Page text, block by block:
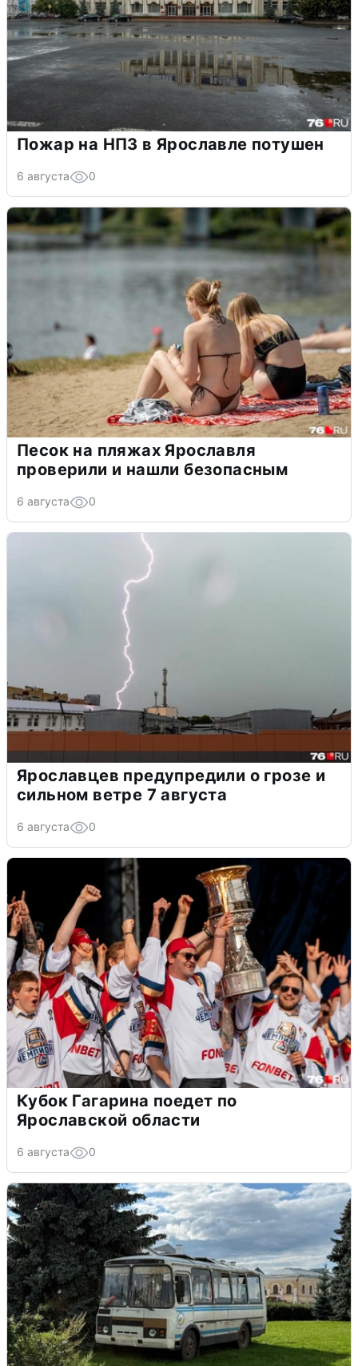
Пожар на НПЗ в Ярославле потушен
6 августа 0
Песок на пляжах Ярославля
проверили и нашли безопасным
6 августа 0
Ярославцев предупредили о грозе и
сильном ветре 7 августа
6 августа 0
Кубок Гагарина поедет по
Ярославской области
6 августа 0